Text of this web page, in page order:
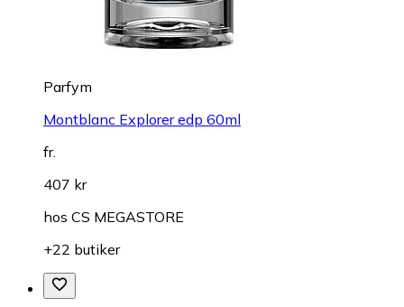
Parfym
Montblanc Explorer edp 60ml
fr.
407 kr
hos CS MEGASTORE
+22 butiker